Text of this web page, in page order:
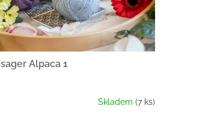
Isager Alpaca 1
Skladem (7 ks)